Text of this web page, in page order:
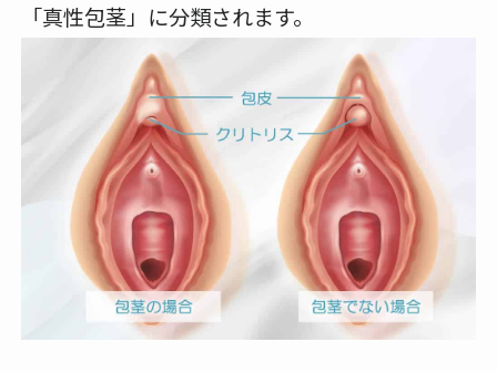
「真性包茎」に分類されます。